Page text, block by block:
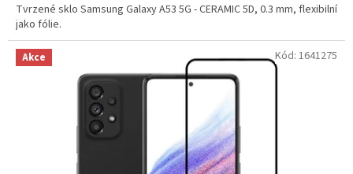
Tvrzené sklo Samsung Galaxy A53 5G - CERAMIC 5D, 0.3 mm, flexibilní
jako fólie.
Akce Kód: 1641275